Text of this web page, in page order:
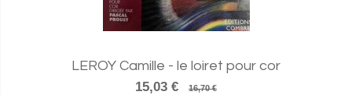
LEROY Camille - le loiret pour cor
15,03 €
16,70 €